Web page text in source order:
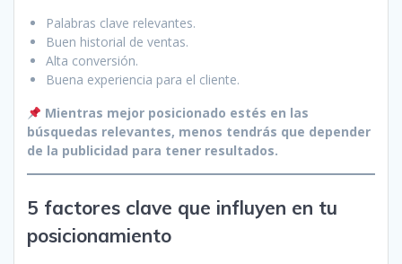
Palabras clave relevantes.
Buen historial de ventas.
Alta conversión.
Buena experiencia para el cliente.
Mientras mejor posicionado estés en las
búsquedas relevantes, menos tendrás que depender
de la publicidad para tener resultados.
5 factores clave que influyen en tu
posicionamiento